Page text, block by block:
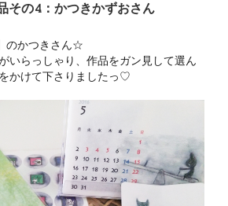
その4：かつきかずおさん
のかつきさん☆
いらっしゃり、作品をガン見して選ん
かけて下さりましたっ♡